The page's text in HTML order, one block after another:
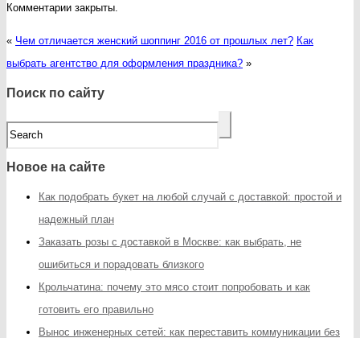
Комментарии закрыты.
« Чем отличается женский шоппинг 2016 от прошлых лет? Как
выбрать агентство для оформления праздника? »
Поиск по сайту
Новое на сайте
Как подобрать букет на любой случай с доставкой: простой и
надежный план
Заказать розы с доставкой в Москве: как выбрать, не
ошибиться и порадовать близкого
Крольчатина: почему это мясо стоит попробовать и как
готовить его правильно
Вынос инженерных сетей: как переставить коммуникации без